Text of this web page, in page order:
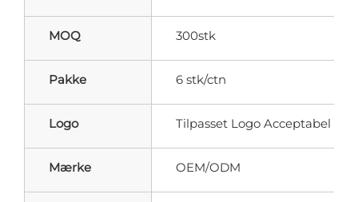
MOQ 300stk
Pakke 6 stk/ctn
Logo Tilpasset Logo Acceptabel
Mærke OEM/ODM